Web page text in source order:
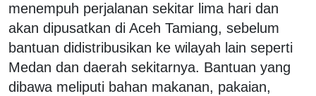
menempuh perjalanan sekitar lima hari dan
akan dipusatkan di Aceh Tamiang, sebelum
bantuan didistribusikan ke wilayah lain seperti
Medan dan daerah sekitarnya. Bantuan yang
dibawa meliputi bahan makanan, pakaian,